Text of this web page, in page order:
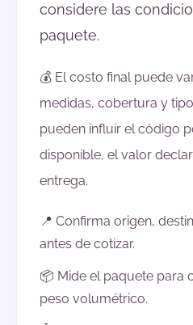
considere las
paquete.
💰 El costo final puede
medidas, cobertura y
pueden influir el código
disponible, el valor
entrega.
📍 Confirma origen,
antes de cotizar.
📦 Mide el paquete para
peso volumétrico.